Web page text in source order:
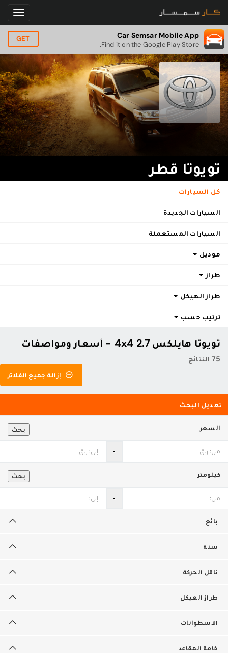
Car Semsar Mobile App
Find it on the Google Play Store.
GET
تويوتا قطر
كل السيارات
السيارات الجديدة
السيارات المستعملة
موديل
طراز
طراز الهيكل
ترتيب حسب
تويوتا هايلكس 2.7 4x4 - أسعار ومواصفات
75 النتائج
إزالة جميع الفلاتر
تعديل البحث
بحث السعر
‐
بحث كيلومتر
‐
بائع
سنة
ناقل الحركة
طراز الهيكل
الاسطوانات
خامة المقاعد